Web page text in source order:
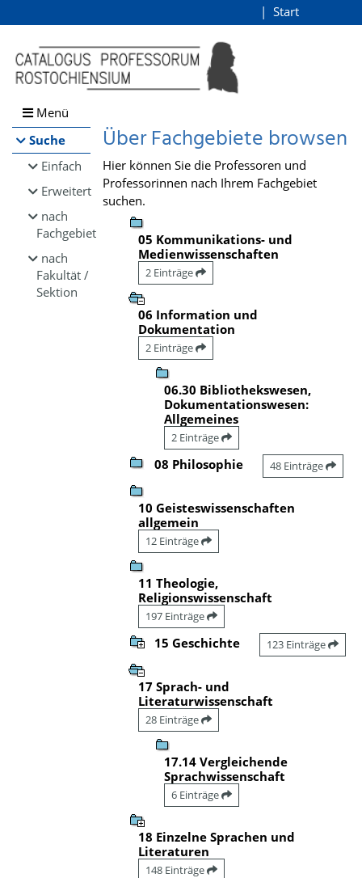
Browsen
direkt zum Inhalt
Start
Menü
Suche
Einfach
Erweitert
nach
Fachgebiet
nach
Fakultät /
Sektion
Über Fachgebiete browsen
Hier können Sie die Professoren und
Professorinnen nach Ihrem Fachgebiet
suchen.
05 Kommunikations- und
Medienwissenschaften
2 Einträge
06 Information und
Dokumentation
2 Einträge
06.30 Bibliothekswesen,
Dokumentationswesen:
Allgemeines
2 Einträge
08 Philosophie 48 Einträge
10 Geisteswissenschaften
allgemein
12 Einträge
11 Theologie,
Religionswissenschaft
197 Einträge
15 Geschichte 123 Einträge
17 Sprach- und
Literaturwissenschaft
28 Einträge
17.14 Vergleichende
Sprachwissenschaft
6 Einträge
18 Einzelne Sprachen und
Literaturen
148 Einträge